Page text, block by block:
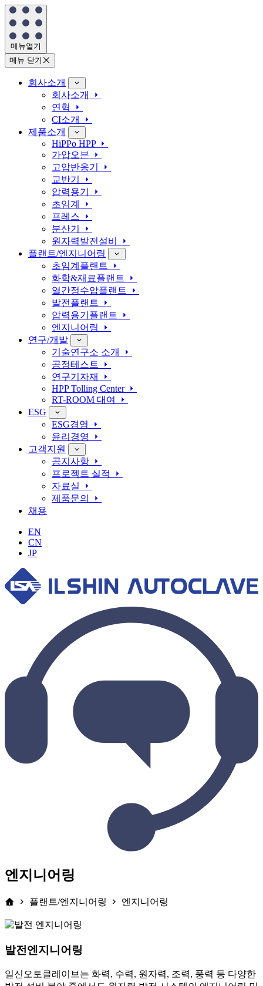
메뉴열기
메뉴 닫기
회사소개
회사소개
연혁
CI소개
제품소개
HiPPo HPP
가압오븐
고압반응기
교반기
압력용기
초임계
프레스
분산기
원자력발전설비
플랜트/엔지니어링
초임계플랜트
화학&재료플랜트
열간정수압플랜트
발전플랜트
압력용기플랜트
엔지니어링
연구/개발
기술연구소 소개
공정테스트
연구기자재
HPP Tolling Center
RT-ROOM 대여
ESG
ESG경영
윤리경영
고객지원
공지사항
프로젝트 실적
자료실
제품문의
채용
EN
CN
JP
엔지니어링
플랜트/엔지니어링 엔지니어링
발전엔지니어링
일신오토클레이브는 화력, 수력, 원자력, 조력, 풍력 등 다양한